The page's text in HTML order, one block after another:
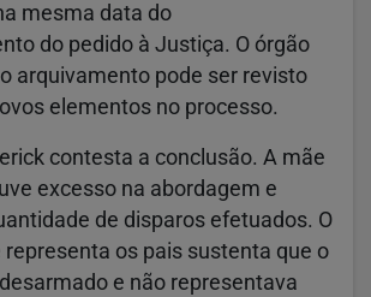
mesma data do
do pedido à Justiça. O órgão
arquivamento pode ser revisto
elementos no processo.
contesta a conclusão. A mãe
excesso na abordagem e
de disparos efetuados. O
representa os pais sustenta que o
e não representava